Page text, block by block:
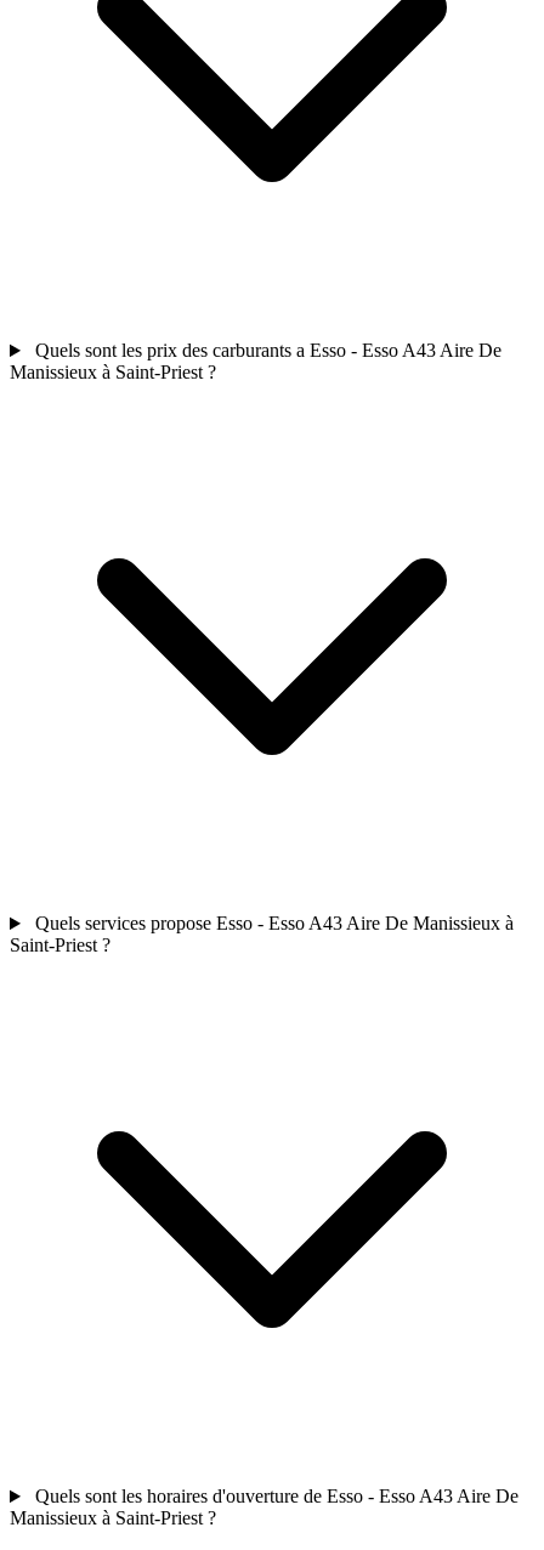
Quels sont les prix des carburants a Esso - Esso A43 Aire De
Manissieux à Saint-Priest ?
Quels services propose Esso - Esso A43 Aire De Manissieux à
Saint-Priest ?
Quels sont les horaires d'ouverture de Esso - Esso A43 Aire De
Manissieux à Saint-Priest ?